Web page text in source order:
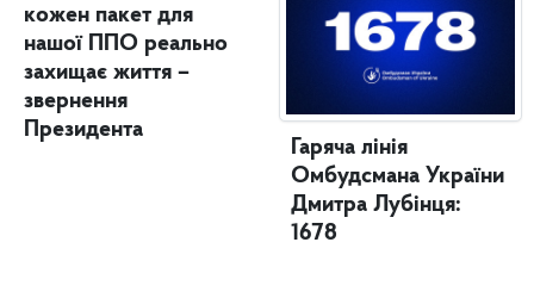
кожен пакет для
нашої ППО реально
захищає життя –
звернення
Президента
Гаряча лінія
Омбудсмана України
Дмитра Лубінця:
1678